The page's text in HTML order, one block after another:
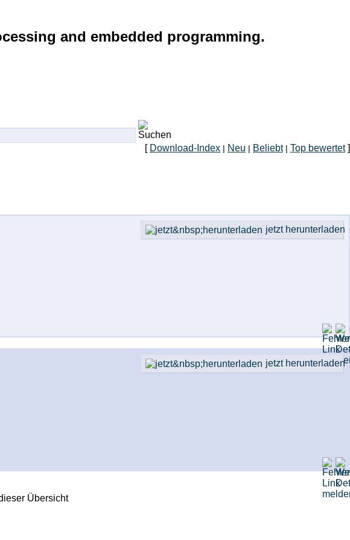
and embedded programming.
[ Download-Index Neu Beliebt Top bewertet]
jetzt herunterladen
jetzt herunterladen
Übersicht